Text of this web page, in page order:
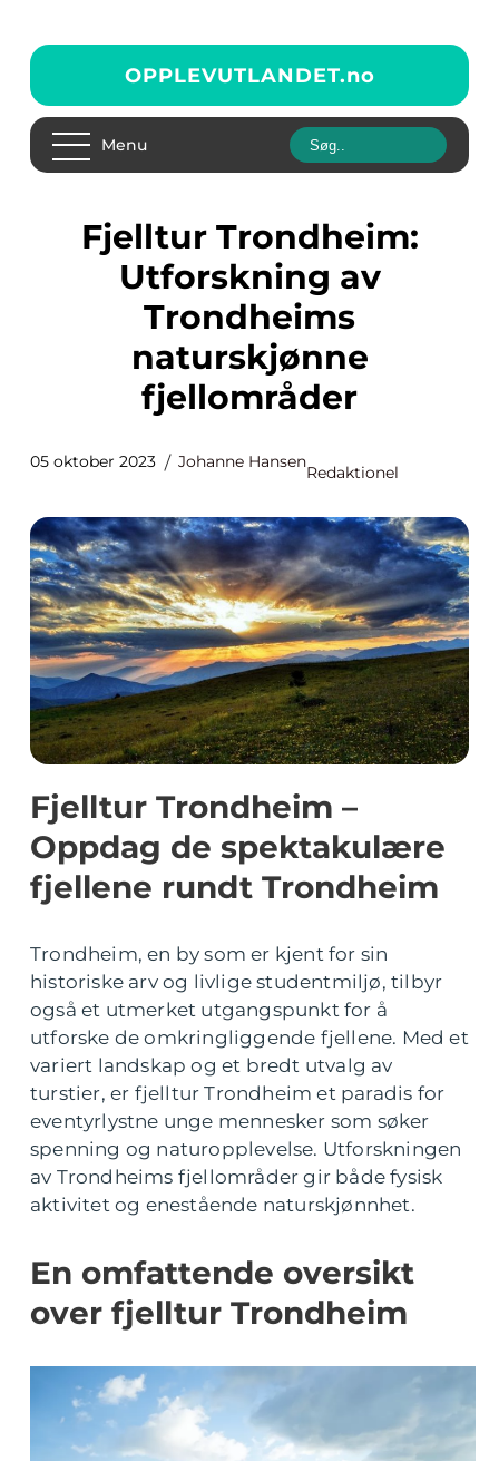
OPPLEVUTLANDET.no
Menu
Fjelltur Trondheim:
Utforskning av
Trondheims
naturskjønne
fjellområder
05 oktober 2023 Johanne Hansen
Redaktionel
Fjelltur Trondheim –
Oppdag de spektakulære
fjellene rundt Trondheim
Trondheim, en by som er kjent for sin
historiske arv og livlige studentmiljø, tilbyr
også et utmerket utgangspunkt for å
utforske de omkringliggende fjellene. Med et
variert landskap og et bredt utvalg av
turstier, er fjelltur Trondheim et paradis for
eventyrlystne unge mennesker som søker
spenning og naturopplevelse. Utforskningen
av Trondheims fjellområder gir både fysisk
aktivitet og enestående naturskjønnhet.
En omfattende oversikt
over fjelltur Trondheim